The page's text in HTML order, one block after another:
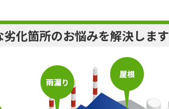
劣化箇所のお悩みを解決します